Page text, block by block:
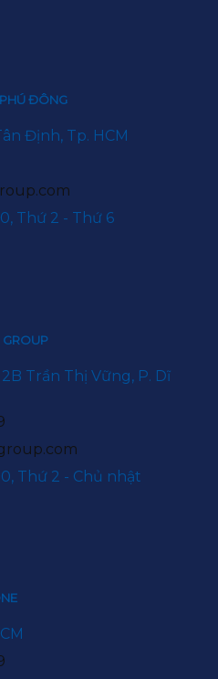
ĐÔNG
Định, Tp. HCM
Thứ 2 - Thứ 6
Trần Thị Vững, P. Dĩ
Thứ 2 - Chủ nhật